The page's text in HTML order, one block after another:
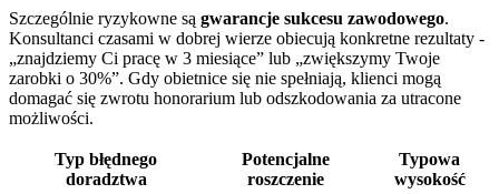
Szczególnie ryzykowne są gwarancje sukcesu zawodowego.
Konsultanci czasami w dobrej wierze obiecują konkretne rezultaty -
„znajdziemy Ci pracę w 3 miesiące” lub „zwiększymy Twoje
zarobki o 30%”. Gdy obietnice się nie spełniają, klienci mogą
domagać się zwrotu honorarium lub odszkodowania za utracone
możliwości.
Typ błędnego
doradztwa
Potencjalne
roszczenie
Typowa
wysokość